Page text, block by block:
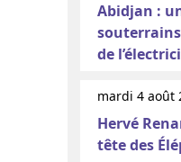
Abidjan :
de
mardi 4 août
Hervé
tête des